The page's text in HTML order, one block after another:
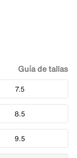
7.5
8.5
9.5
Guía de tallas